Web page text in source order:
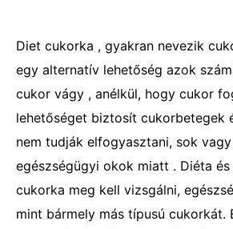
Diet cukorka , gyakran nevezik
egy alternatív lehetőség azok
cukor vágy , anélkül, hogy cukor
lehetőséget biztosít cukorbetegek
nem tudják elfogyasztani, sok
egészségügyi okok miatt . Diéta
cukorka meg kell vizsgálni,
mint bármely más típusú cukorkát.